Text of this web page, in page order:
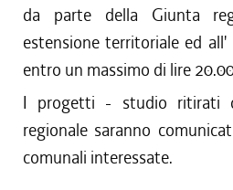
da parte della Giunta
estensione territoriale ed
entro un massimo di lire
I progetti - studio ritirati
regionale saranno
comunali interessate.